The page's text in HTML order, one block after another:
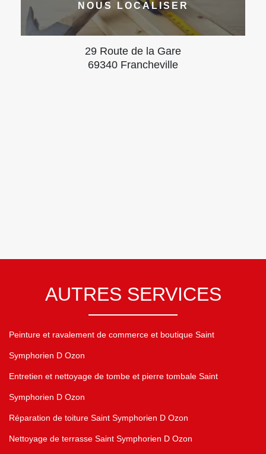
NOUS LOCALISER
29 Route de la Gare
69340 Francheville
AUTRES SERVICES
Peinture et ravalement de commerce et boutique Saint
Symphorien D Ozon
Entretien et nettoyage de tombe et pierre tombale Saint
Symphorien D Ozon
Réparation de toiture Saint Symphorien D Ozon
Nettoyage de terrasse Saint Symphorien D Ozon